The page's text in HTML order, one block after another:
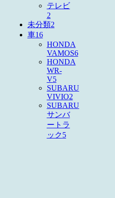
テレビ
2
未分類2
車16
HONDA
VAMOS6
HONDA
WR-
V5
SUBARU
VIVIO2
SUBARU
サンバ
ートラ
ック5